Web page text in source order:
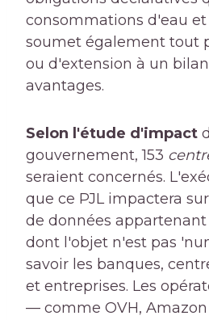
consommations d'eau et
soumet également tout
ou d'extension à un
avantages.
Selon l'étude d'impact
gouvernement, 153
seraient concernés.
que ce PJL impactera
de données
dont l'objet n'est pas
savoir les banques,
et entreprises. Les
— comme OVH,